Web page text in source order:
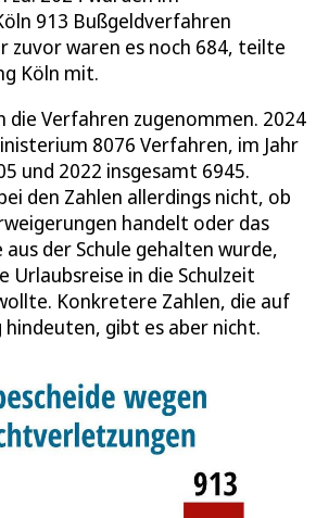
913 Bußgeldverfahren
zuvor waren es noch 684, teilte
Köln mit.
die Verfahren zugenommen. 2024
8076 Verfahren, im Jahr
und 2022 insgesamt 6945.
den Zahlen allerdings nicht, ob
handelt oder das
aus der Schule gehalten wurde,
Urlaubsreise in die Schulzeit
Konkretere Zahlen, die auf
hindeuten, gibt es aber nicht.